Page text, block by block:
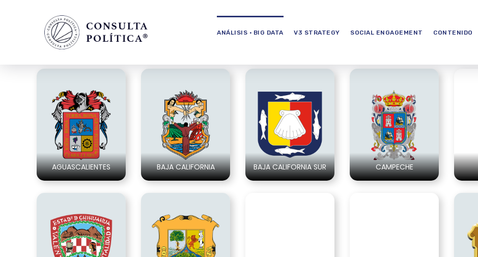
ANÁLISIS · BIG DATA V3 STRATEGY SOCIAL ENGAGEMENT CONTENIDO
AGUASCALIENTES BAJA CALIFORNIA BAJA CALIFORNIA SUR CAMPECHE